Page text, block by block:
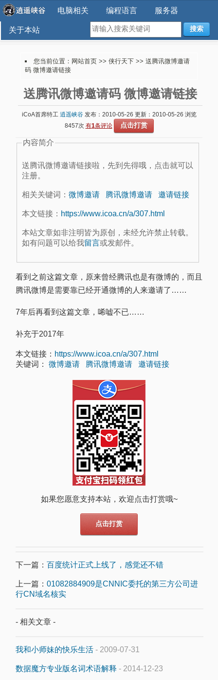
电脑相关 编程语言 服务器
关于本站 搜索
您当前位置： 网站首页 >> 侠行天下 >> 送腾讯微博邀请
码 微博邀请链接
送腾讯微博邀请码 微博邀请链接
iCoA首席特工 逍遥峡谷发布：2010-05-26 更新：2010-05-26 浏览
8457次 有1条评论 点击打赏
内容简介
送腾讯微博邀请链接啦，先到先得哦，点击就可以
注册。
相关关键词： 微博邀请 腾讯微博邀请 邀请链接
本文链接： https://www.icoa.cn/a/307.html
本站文章如非注明皆为原创，未经允许禁止转载。
如有问题可以给我留言或发邮件。
看到之前这篇文章，原来曾经腾讯也是有微博的，而且
腾讯微博是需要靠已经开通微博的人来邀请了……
7年后再看到这篇文章，唏嘘不已……
补充于2017年
本文链接： https://www.icoa.cn/a/307.html
关键词： 微博邀请 腾讯微博邀请 邀请链接
如果您愿意支持本站，欢迎点击打赏哦~
点击打赏
下一篇： 百度统计正式上线了，感觉还不错
上一篇： 01082884909是CNNIC委托的第三方公司进
行CN域名核实
- 相关文章 -
我和小师妹的快乐生活 - 2009-07-31
数据魔方专业版名词术语解释 - 2014-12-23